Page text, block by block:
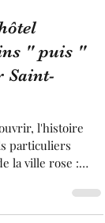
lecture